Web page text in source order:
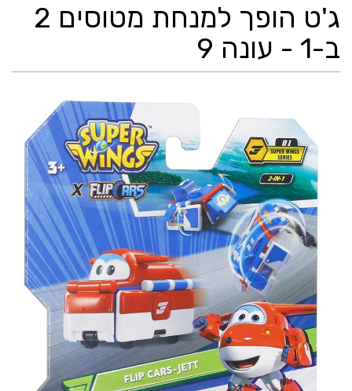
ג'ט הופך למנחת מטוסים 2
ב-1 - עונה 9